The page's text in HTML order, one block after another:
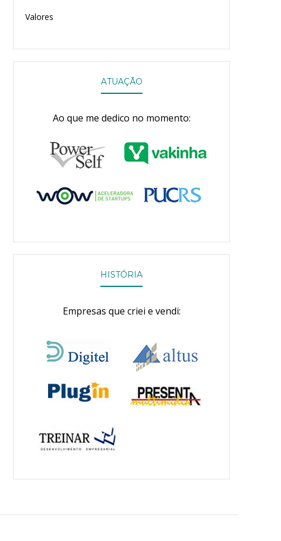
Valores
ATUAÇÃO
Ao que me dedico no momento:
HISTÓRIA
Empresas que criei e vendi: